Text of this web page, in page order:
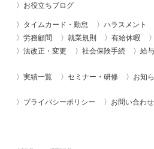
お役立ちブログ
タイムカード・勤怠 ハラスメント
労務顧問
就業規則 有給休暇
法改正・変更
社会保険手続 給
実績一覧 セミナー・研修 お知
プライバシーポリシー お問い合わ